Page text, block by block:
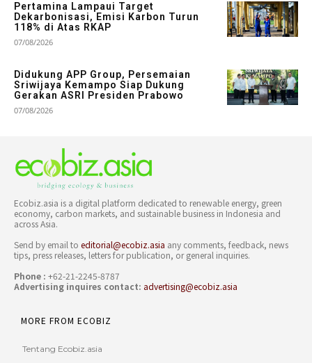
Pertamina Lampaui Target
Dekarbonisasi, Emisi Karbon Turun
118% di Atas RKAP
07/08/2026
Didukung APP Group, Persemaian
Sriwijaya Kemampo Siap Dukung
Gerakan ASRI Presiden Prabowo
07/08/2026
Ecobiz.asia is a digital platform dedicated to renewable energy, green
economy, carbon markets, and sustainable business in Indonesia and
across Asia.
Send by email to editorial@ecobiz.asia any comments, feedback, news
tips, press releases, letters for publication, or general inquiries.
Phone : +62-21-2245-8787
Advertising inquires contact: advertising@ecobiz.asia
MORE FROM ECOBIZ
Tentang Ecobiz.asia